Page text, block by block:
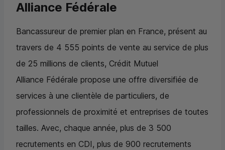
Alliance Fédérale
Bancassureur de premier plan en France, présent au
travers de 4 555 points de vente au service de plus
de 25 millions de clients, Crédit Mutuel
Alliance Fédérale propose une offre diversifiée de
services à une clientèle de particuliers, de
professionnels de proximité et entreprises de toutes
tailles. Avec, chaque année, plus de 3 500
recrutements en CDI, plus de 900 recrutements